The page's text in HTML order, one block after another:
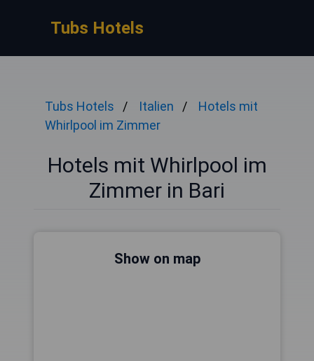
Tubs Hotels
Tubs Hotels Italien
Hotels mit
Whirlpool im Zimmer
Hotels mit Whirlpool im
Zimmer in Bari
Show on map